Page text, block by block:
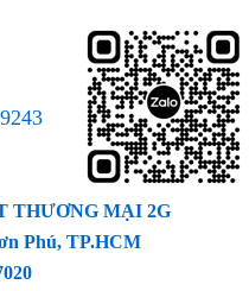
THƯƠNG MẠI 2G
Phú, TP.HCM